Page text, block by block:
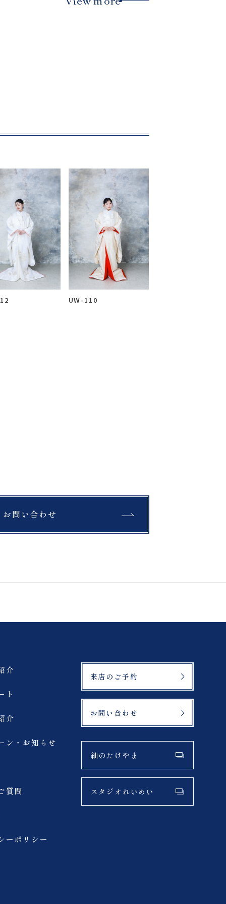
よくあるご質問
News
キャンペーン・お知らせ
Blog
ブログ
プライバシーポリシー
UW-110
お問い合わせ
介
ト
介
ン・お知らせ
質問
ーポリシー
来店のご予約
お問い合わせ
紬のたけやま
スタジオれいめい